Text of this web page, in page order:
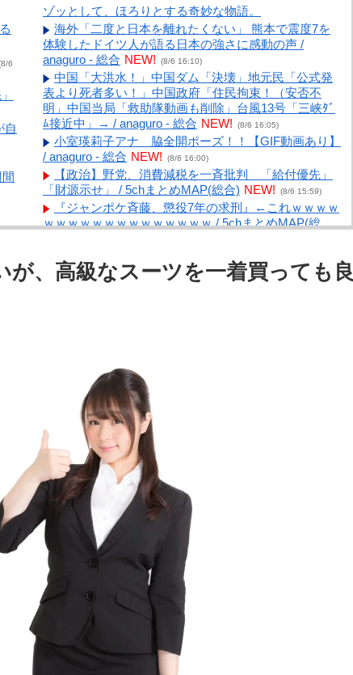
6
自
6
/
ま
ゾッとして、ほろりとする奇妙な物語。
海外「二度と日本を離れたくない」 熊本で震度7を
体験したドイツ人が語る日本の強さに感動の声 /
anaguro - 総合 NEW! (8/6 16:10)
中国「大洪水！」中国ダム「決壊」地元民「公式発
表より死者多い！」中国政府「住民拘束！（安否不
明」中国当局「救助隊動画も削除」台風13号「三峡ﾀﾞ
ﾑ接近中」→ / anaguro - 総合 NEW! (8/6 16:05)
小室瑛莉子アナ 脇全開ポーズ！！【GIF動画あり】
/ anaguro - 総合 NEW! (8/6 16:00)
【政治】野党、消費減税を一斉批判 「給付優先」
「財源示せ」 / 5chまとめMAP(総合) NEW! (8/6 15:59)
『ジャンポケ斉藤、懲役7年の求刑』←これｗｗｗｗ
ｗｗｗｗｗｗｗｗｗｗｗｗｗｗ / 5chまとめMAP(総
カオのストーリー部門、前年同期比で売上がマイナス
16％ / 5chまとめMAP(総合) NEW!
クラピカ「エンペラータイムのせいで寿命を大幅に
失ってしまったけどそれでちょうど他の人間の寿命と
同じくらいの長さになったって」 / 5chまとめMAP(総
NEW! (8/6 14:49)
【朗報】長野桃羽「嗣永桃子さんと道重さゆみさん
が理想のアイドル像」 / おまとめアンテナ
13:38)
【画像】松本人志さん、大勢の若いファンに囲まれ
てご満悦wwwwwwwwwwwwww / おまとめアンテナ
NEW!
(8/6 13:32)
【画像】大相撲の伯乃富士と熱海富士、反社との写
真流出ｗｗｗ / おまとめアンテナ
【心霊・幽霊】ワン切りの犯人 / おまとめアンテナ
NEW!
土田晃之「草サッカーとフットサルやめました」と
告白「20代の若手が来るんです。つまんなくて」 / お
(8/6 10:40)
、高級なスーツを一着買っても良